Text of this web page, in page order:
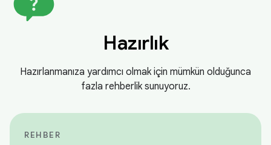
Hazırlık
Hazırlanmanıza yardımcı olmak için mümkün olduğunca
fazla rehberlik sunuyoruz.
REHBER